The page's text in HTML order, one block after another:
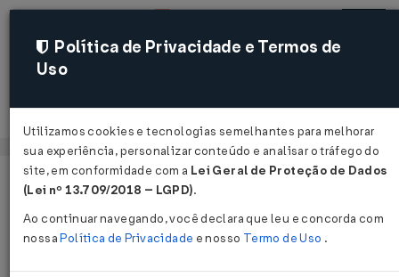
Acessar
Página Inicial
Notícias
Política de Privacidade e Termos de
Uso
Utilizamos cookies e tecnologias semelhantes para melhorar
sua experiência, personalizar conteúdo e analisar o tráfego do
site, em conformidade com a Lei Geral de Proteção de Dados
(Lei nº 13.709/2018 – LGPD).
Ao continuar navegando, você declara que leu e concorda com
nossaPolítica de Privacidade e nosso Termo de Uso .